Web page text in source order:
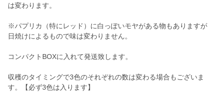
は変わります。
※パプリカ（特にレッド）に白っぽいモヤがある物もありますが
日焼けによるもので味は変わりません。
コンパクトBOXに入れて発送致します。
収穫のタイミングで3色のそれぞれの数は変わる場合もございま
す。【必ず3色は入ります】